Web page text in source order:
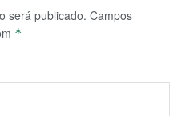
será publicado. Campos
*